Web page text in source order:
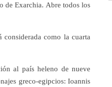
de Exarchia. Abre todos los
como la cuarta
al país heleno de nueve
greco-egipcios: Ioannis